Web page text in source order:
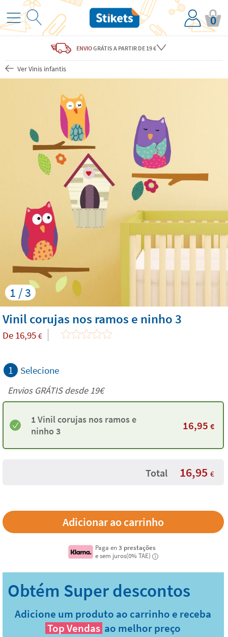
0
ENVIOGRÁTIS A PARTIR DE 19 €
Ver Vinis infantis
1 / 3
Vinil corujas nos ramos e ninho 3
De 16,95 €
1 Selecione
Envios GRÁTIS desde 19€
1 Vinil corujas nos ramos e
ninho 3
16,95 €
Total 16,95 €
Paga en3 prestações
e sem juros(0% TAE)
i
Adicione um produto ao carrinho e receba
Top Vendas ao melhor preço